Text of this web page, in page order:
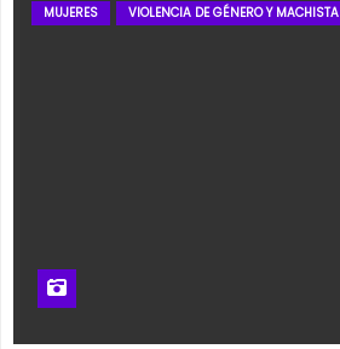
MUJERES VIOLENCIA DE GÉNERO Y MACHISTA